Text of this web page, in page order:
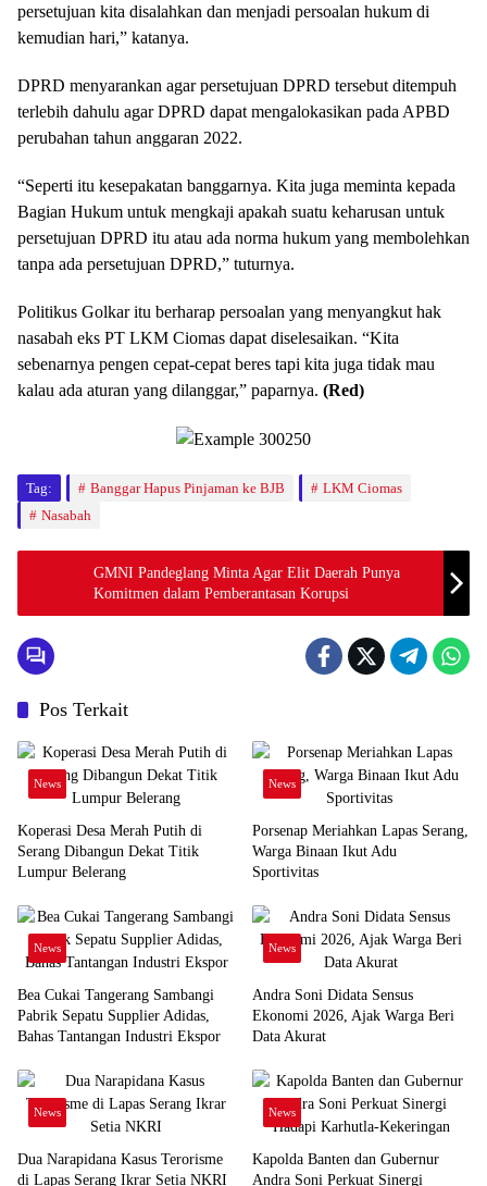
persetujuan kita disalahkan dan menjadi persoalan hukum di
kemudian hari,” katanya.
DPRD menyarankan agar persetujuan DPRD tersebut ditempuh
terlebih dahulu agar DPRD dapat mengalokasikan pada APBD
perubahan tahun anggaran 2022.
“Seperti itu kesepakatan banggarnya. Kita juga meminta kepada
Bagian Hukum untuk mengkaji apakah suatu keharusan untuk
persetujuan DPRD itu atau ada norma hukum yang membolehkan
tanpa ada persetujuan DPRD,” tuturnya.
Politikus Golkar itu berharap persoalan yang menyangkut hak
nasabah eks PT LKM Ciomas dapat diselesaikan. “Kita
sebenarnya pengen cepat-cepat beres tapi kita juga tidak mau
kalau ada aturan yang dilanggar,” paparnya. (Red)
Tag: Banggar Hapus Pinjaman ke BJB
LKM Ciomas
Nasabah
GMNI Pandeglang Minta Agar Elit Daerah Punya
Komitmen dalam Pemberantasan Korupsi
Pos Terkait
News
Koperasi Desa Merah Putih di
Serang Dibangun Dekat Titik
Lumpur Belerang
News
Porsenap Meriahkan Lapas Serang,
Warga Binaan Ikut Adu
Sportivitas
News
Bea Cukai Tangerang Sambangi
Pabrik Sepatu Supplier Adidas,
Bahas Tantangan Industri Ekspor
News
Andra Soni Didata Sensus
Ekonomi 2026, Ajak Warga Beri
Data Akurat
News
Dua Narapidana Kasus Terorisme
di Lapas Serang Ikrar Setia NKRI
News
Kapolda Banten dan Gubernur
Andra Soni Perkuat Sinergi